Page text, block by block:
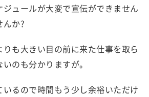
ュールが大変で宣伝ができません
んか?
も大きい目の前に来た仕事を取ら
のも分かりますが。
いるので時間もう少し余裕いただけ